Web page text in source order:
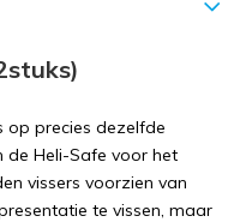
op precies dezelfde
Heli-Safe voor het
vissers voorzien van
te vissen, maar